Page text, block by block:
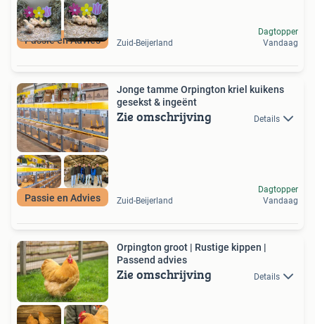
Passie en Advies Zuid-Beijerland
Dagtopper
Vandaag
Passie en Advies
Jonge tamme Orpington kriel kuikens
gesekst & ingeënt
Zie omschrijving Details
Zuid-Beijerland
Dagtopper
Vandaag
Orpington groot | Rustige kippen |
Passend advies
Zie omschrijving Details